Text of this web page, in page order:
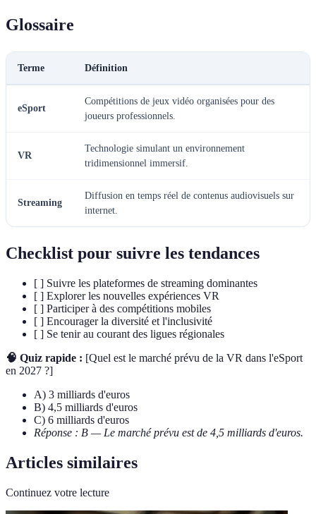
Glossaire
Terme Définition
eSport
Compétitions de jeux vidéo organisées pour des
joueurs professionnels.
VR
Technologie simulant un environnement
tridimensionnel immersif.
Streaming
Diffusion en temps réel de contenus audiovisuels sur
internet.
Checklist pour suivre les tendances
[ ] Suivre les plateformes de streaming dominantes
[ ] Explorer les nouvelles expériences VR
[ ] Participer à des compétitions mobiles
[ ] Encourager la diversité et l'inclusivité
[ ] Se tenir au courant des ligues régionales
🧠 Quiz rapide : [Quel est le marché prévu de la VR dans l'eSport
en 2027 ?]
A) 3 milliards d'euros
B) 4,5 milliards d'euros
C) 6 milliards d'euros
Réponse : B — Le marché prévu est de 4,5 milliards d'euros.
Articles similaires
Continuez votre lecture